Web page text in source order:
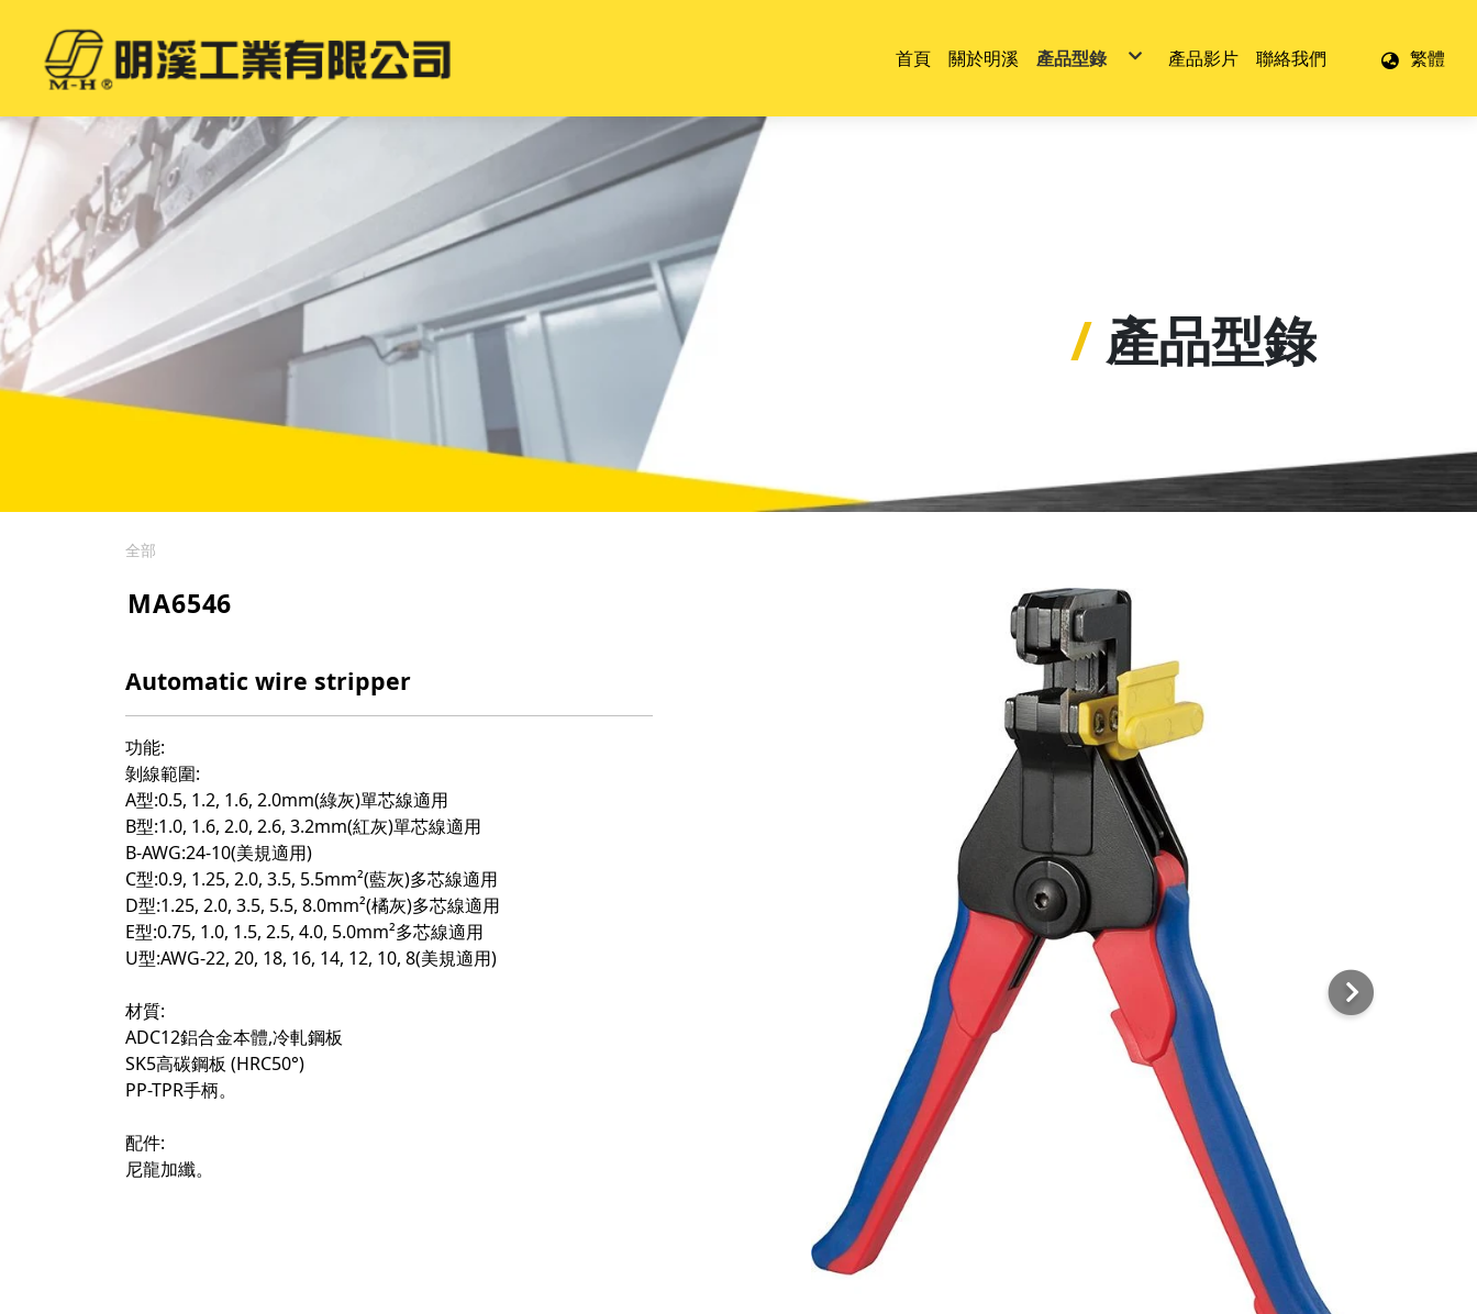
繁體
首頁 關於明溪 產品型錄
壓接鉗
產品影片 聯絡我們
/ 產品型錄
MA6546
Automatic wire stripper
功能:
剝線範圍:
A型:0.5, 1.2, 1.6, 2.0mm(綠灰)單芯線適用
B型:1.0, 1.6, 2.0, 2.6, 3.2mm(紅灰)單芯線適用
B-AWG:24-10(美規適用)
C型:0.9, 1.25, 2.0, 3.5, 5.5mm²(藍灰)多芯線適用
D型:1.25, 2.0, 3.5, 5.5, 8.0mm²(橘灰)多芯線適用
E型:0.75, 1.0, 1.5, 2.5, 4.0, 5.0mm²多芯線適用
U型:AWG-22, 20, 18, 16, 14, 12, 10, 8(美規適用)
材質:
ADC12鋁合金本體,冷軋鋼板
SK5高碳鋼板 (HRC50°)
PP-TPR手柄。
配件:
尼龍加纖。
全部